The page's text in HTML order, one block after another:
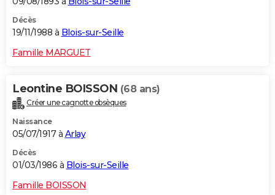
Décès
19/11/1988 à Blois-sur-Seille
Famille MARGUET
Leontine BOISSON (68 ans)
Créer une cagnotte obsèques
Naissance
05/07/1917 à Arlay
Décès
01/03/1986 à Blois-sur-Seille
Famille BOISSON